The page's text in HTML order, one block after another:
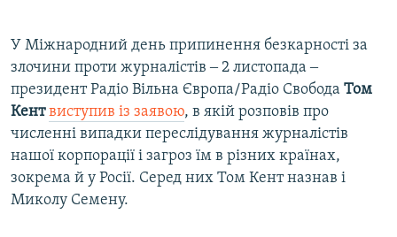
У Міжнародний день припинення безкарності за
злочини проти журналістів ‒ 2 листопада ‒
президент Радіо Вільна Європа/Радіо Свобода Том
Кент виступив із заявою, в якій розповів про
численні випадки переслідування журналістів
нашої корпорації і загроз їм в різних країнах,
зокрема й у Росії. Серед них Том Кент назнав і
Миколу Семену.